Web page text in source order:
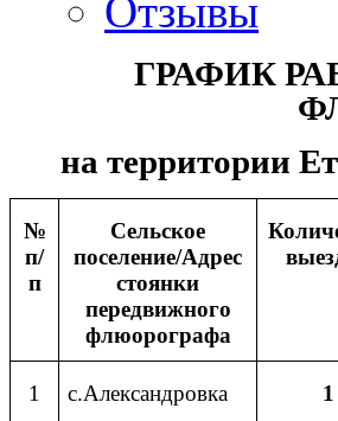
Отзывы
ГРАФИК
на территории
№
п/
п
Сельское
поселение/Адрес
стоянки
передвижного
флюорографа
1
с.Александровка
1